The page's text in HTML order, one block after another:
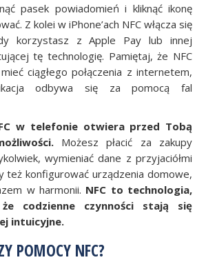
pasek powiadomień i kliknąć ikonę
Z kolei w iPhone’ach NFC włącza się
korzystasz z Apple Pay lub innej
tę technologię. Pamiętaj, że NFC
ciągłego połączenia z internetem,
odbywa się za pomocą fal
w telefonie otwiera przed Tobą
Możesz płacić za zakupy
wymieniać dane z przyjaciółmi
też konfigurować urządzenia domowe,
w harmonii. NFC to technologia,
codzienne czynności stają się
intuicyjne.
POMOCY NFC?